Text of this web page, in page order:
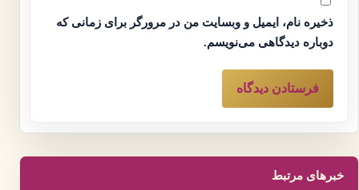
ذخیره نام، ایمیل و وبسایت من در مرورگر برای زمانی که
دوباره دیدگاهی می‌نویسم.
خبرهای مرتبط